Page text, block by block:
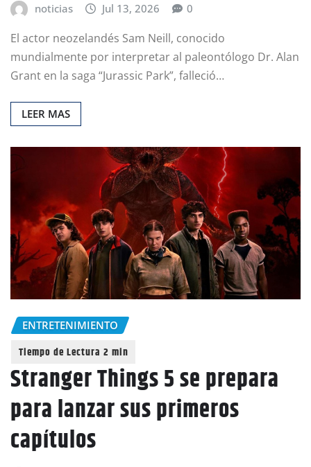
noticias Jul 13, 2026 0
El actor neozelandés Sam Neill, conocido
mundialmente por interpretar al paleontólogo Dr. Alan
Grant en la saga “Jurassic Park”, falleció…
LEER MAS
ENTRETENIMIENTO
Stranger Things 5 se prepara
para lanzar sus primeros
capítulos